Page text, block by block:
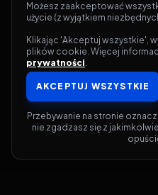
Możesz zaakceptować
użycie (z wyjątkiem
Klikając 'Akceptuj wszystkie',
plików cookie. Więcej
prywatności.
AKCEPTUJ WSZYSTKIE
Przebywanie na stronie
nie zgadzasz się z